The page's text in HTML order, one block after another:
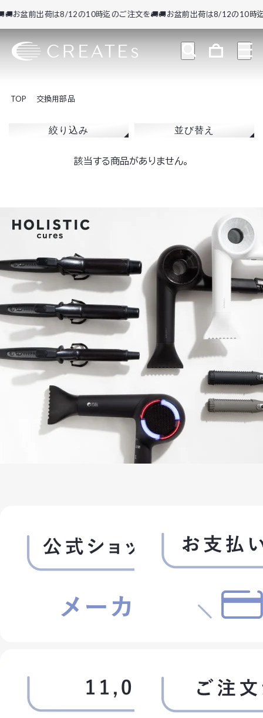
お盆前出荷は8/12の10時迄のご注文を🚚🚚お盆前出荷は8/12の10時迄
TOP 交換用部品
絞り込み 並び替え
該当する商品がありません。